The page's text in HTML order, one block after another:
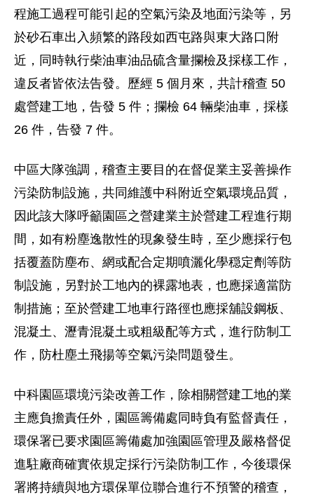
程施工過程可能引起的空氣污染及地面污染等，另
於砂石車出入頻繁的路段如西屯路與東大路口附
近，同時執行柴油車油品硫含量攔檢及採樣工作，
違反者皆依法告發。歷經 5 個月來，共計稽查 50
處營建工地，告發 5 件；攔檢 64 輛柴油車，採樣
26 件，告發 7 件。
中區大隊強調，稽查主要目的在督促業主妥善操作
污染防制設施，共同維護中科附近空氣環境品質，
因此該大隊呼籲園區之營建業主於營建工程進行期
間，如有粉塵逸散性的現象發生時，至少應採行包
括覆蓋防塵布、網或配合定期噴灑化學穏定劑等防
制設施，另對於工地內的裸露地表，也應採適當防
制措施；至於營建工地車行路徑也應採舖設鋼板、
混凝土、瀝青混凝土或粗級配等方式，進行防制工
作，防杜塵土飛揚等空氣污染問題發生。
中科園區環境污染改善工作，除相關營建工地的業
主應負擔責任外，園區籌備處同時負有監督責任，
環保署已要求園區籌備處加強園區管理及嚴格督促
進駐廠商確實依規定採行污染防制工作，今後環保
署將持續與地方環保單位聯合進行不預警的稽查，